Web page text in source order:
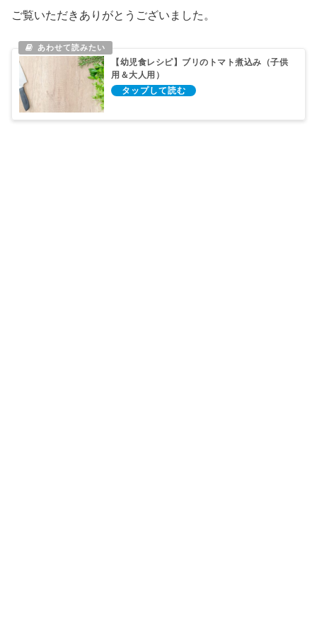
ご覧いただきありがとうございました。
【幼児食レシピ】ブリのトマト煮込み（子供
用＆大人用）